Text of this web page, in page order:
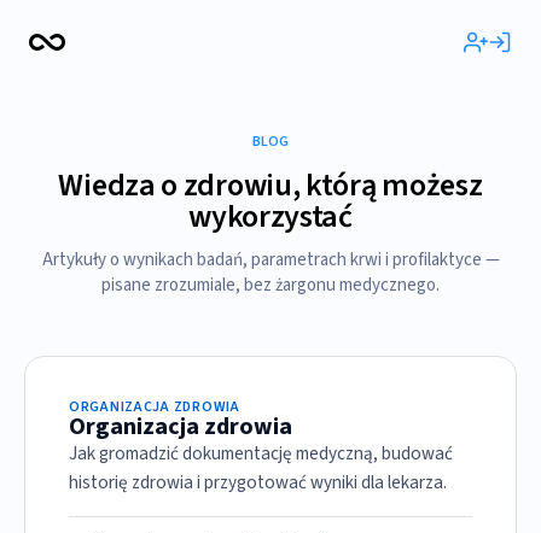
BLOG
Wiedza o zdrowiu, którą możesz
wykorzystać
Artykuły o wynikach badań, parametrach krwi i profilaktyce —
pisane zrozumiale, bez żargonu medycznego.
ORGANIZACJA ZDROWIA
Organizacja zdrowia
Jak gromadzić dokumentację medyczną, budować
historię zdrowia i przygotować wyniki dla lekarza.